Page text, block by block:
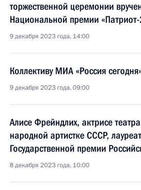
торжественной церемонии
Национальной премии
9 декабря 2023 года, 14:00
Коллективу МИА «Россия
9 декабря 2023 года, 09:00
Алисе Фрейндлих, актрисе
народной артистке СССР,
Государственной премии
8 декабря 2023 года, 10:00